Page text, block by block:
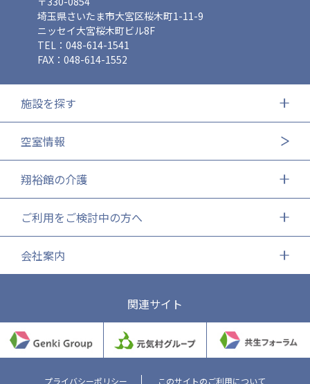
埼玉県さいたま市大宮区桜木町1-11-9
ニッセイ大宮桜木町ビル8F
TEL：048-614-1541
FAX：048-614-1552
施設を探す
空室情報
翔裕館の介護
ご利用をご検討中の方へ
会社案内
関連サイト
プライバシーポリシー このサイトのご利用について